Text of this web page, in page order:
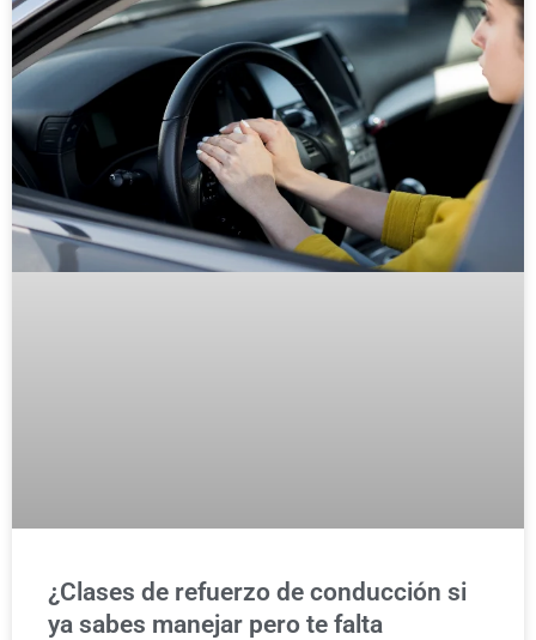
¿Clases de refuerzo de conducción si
ya sabes manejar pero te falta